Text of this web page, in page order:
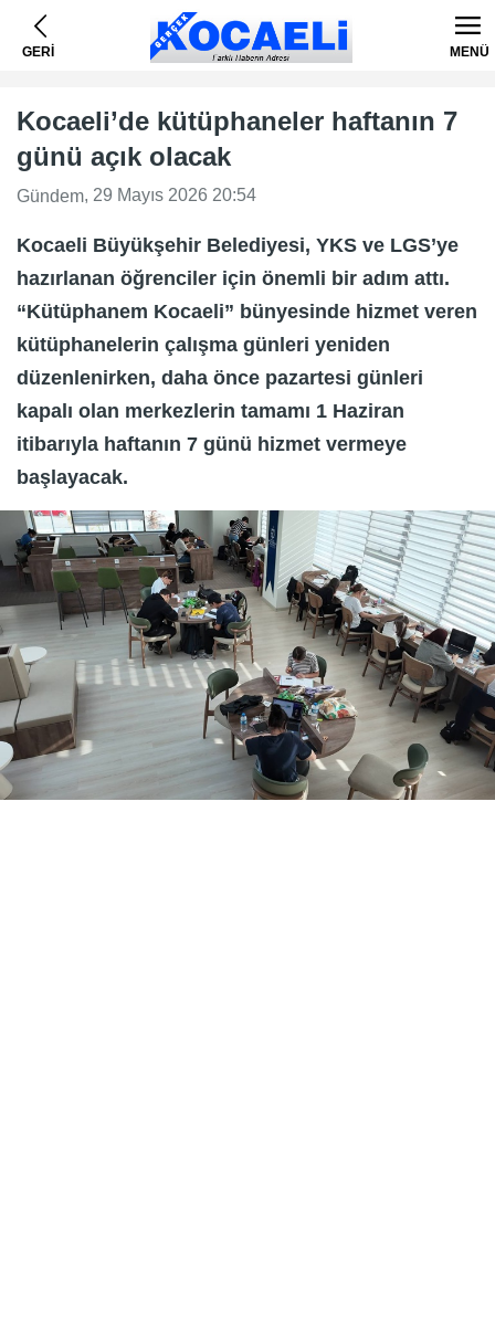
GERİ MENÜ
Kocaeli’de kütüphaneler haftanın 7
günü açık olacak
Gündem, 29 Mayıs 2026 20:54
Kocaeli Büyükşehir Belediyesi, YKS ve LGS’ye
hazırlanan öğrenciler için önemli bir adım attı.
“Kütüphanem Kocaeli” bünyesinde hizmet veren
kütüphanelerin çalışma günleri yeniden
düzenlenirken, daha önce pazartesi günleri
kapalı olan merkezlerin tamamı 1 Haziran
itibarıyla haftanın 7 günü hizmet vermeye
başlayacak.